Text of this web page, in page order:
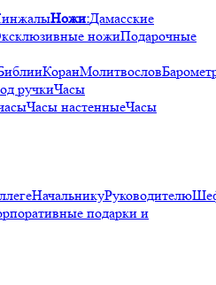
Ножи:Дамасские
ножиПодарочные
КоранМолитвослов
ручкиЧасы
Часы настенныеЧасы
НачальникуРуководителю
подарки и